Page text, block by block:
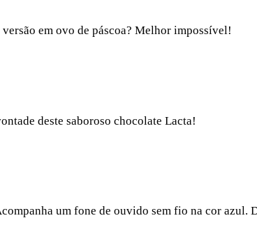
em ovo de páscoa? Melhor impossível!
deste saboroso chocolate Lacta!
um fone de ouvido sem fio na cor azul.